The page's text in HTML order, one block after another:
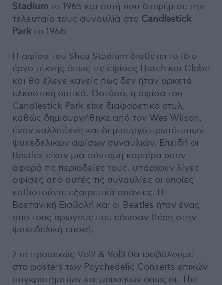
Stadium το 1965 και αυτή που διαφήμισε την
τελευταία τους συναυλία στο Candlestick
Park το 1966.
Η αφίσα του Shea Stadium διαθέτει το ίδιο
έργο τέχνης όπως τις αφίσες Hatch και Globe
και θα έλεγε κανείς πως δεν ήταν αρκετά
ελκυστική οπτικά. Ωστόσο, η αφίσα του
Candlestick Park είχε διαφορετικό στυλ,
καθώς δημιουργήθηκε από τον Wes Wilson,
έναν καλλιτέχνη και δημιουργό πρωτότυπων
ψυχεδελικων αφίσων συναυλιών. Επειδή οι
Beatles είχαν μια σύντομη καριέρα όσον
αφορά τις περιοδείες τους, υπάρχουν λίγες
αφίσες από αυτές τις συναυλίες οι οποίες
καθιστούντε εξαιρετικά σπάνιες. Η
Βρετανική Εισβολή και οι Beatles ήταν ένας
από τους αρωγούς που έδωσαν θέση στην
ψυχεδελική εποχή.
Στα προσεχώς Vol2 & Vol3 θα εισβάλουμε
στα posters των Pcychedelic Conserts επικών
συγκροτήματων και μουσικών όπως οι, The